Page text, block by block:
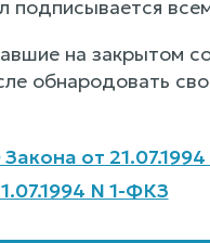
подписывается
на закрытом
обнародовать
от
N 1-ФКЗ